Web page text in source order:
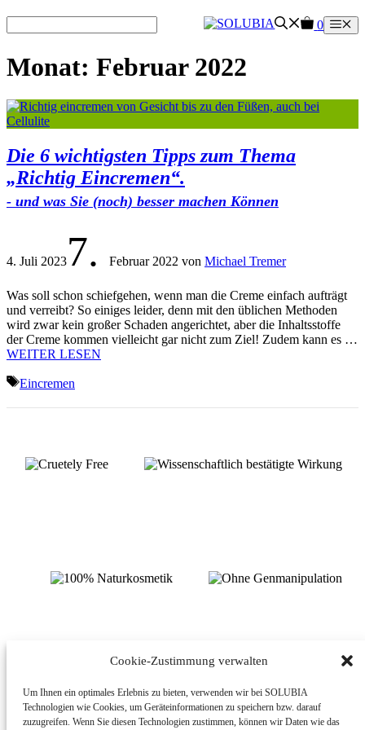
Cookie-Zustimmung verwalten
Um Ihnen ein optimales Erlebnis zu bieten, verwenden wir bei SOLUBIA
Technologien wie Cookies, um Geräteinformationen zu speichern bzw. darauf
zuzugreifen. Wenn Sie diesen Technologien zustimmen, können wir Daten wie das
Inhalt
0
Monat: Februar 2022
Die 6 wichtigsten Tipps zum Thema
„Richtig Eincremen“.
- und was Sie (noch) besser machen Können
4. Juli 20237. Februar 2022 von Michael Tremer
Was soll schon schiefgehen, wenn man die Creme einfach aufträgt
und verreibt? So einiges leider, denn mit den üblichen Methoden
wird zwar kein großer Schaden angerichtet, aber die Inhaltsstoffe
der Creme kommen vielleicht gar nicht zum Ziel! Zudem kann es …
WEITER LESEN
Schlagwörter
Eincremen
© MEDI CINE GMBH, 2020
KONTAKT
IMPRESSUM